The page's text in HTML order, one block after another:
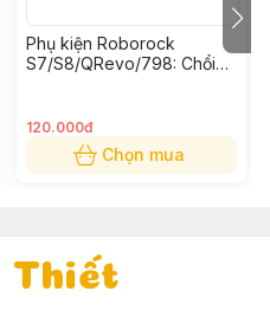
Phụ kiện Roborock
S7/S8/QRevo/798: Chổi
120.000đ
Chọn mua
Thiết